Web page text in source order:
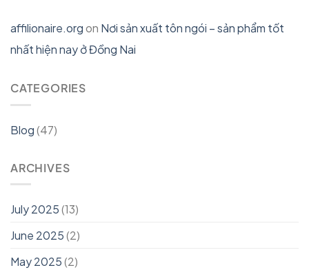
affilionaire.orgon Nơi sản xuất tôn ngói – sản phẩm tốt
nhất hiện nay ở Đồng Nai
CATEGORIES
Blog(47)
ARCHIVES
July 2025(13)
June 2025(2)
May 2025(2)